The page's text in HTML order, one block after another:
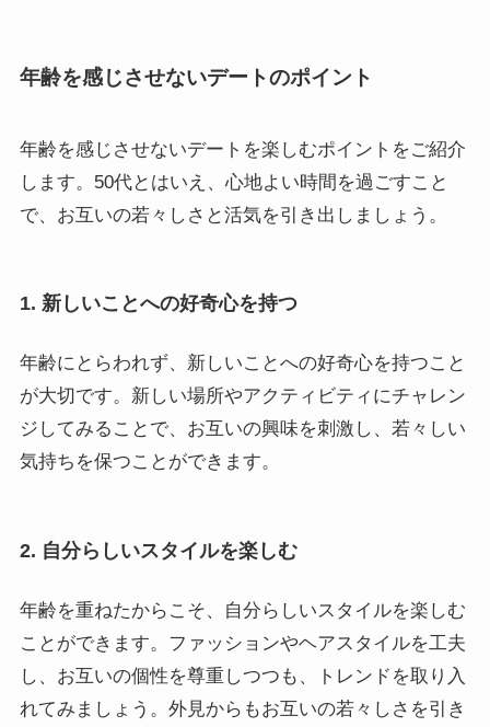
年齢を感じさせないデートのポイント
年齢を感じさせないデートを楽しむポイントをご紹介
します。50代とはいえ、心地よい時間を過ごすこと
で、お互いの若々しさと活気を引き出しましょう。
1. 新しいことへの好奇心を持つ
年齢にとらわれず、新しいことへの好奇心を持つこと
が大切です。新しい場所やアクティビティにチャレン
ジしてみることで、お互いの興味を刺激し、若々しい
気持ちを保つことができます。
2. 自分らしいスタイルを楽しむ
年齢を重ねたからこそ、自分らしいスタイルを楽しむ
ことができます。ファッションやヘアスタイルを工夫
し、お互いの個性を尊重しつつも、トレンドを取り入
れてみましょう。外見からもお互いの若々しさを引き